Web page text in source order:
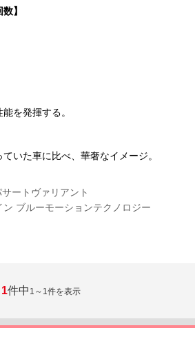
】
を発揮する。
いた車に比べ、華奢なイメージ。
ートヴァリアント
ン ブルーモーションテクノロジー
1件中 1～1件を表示